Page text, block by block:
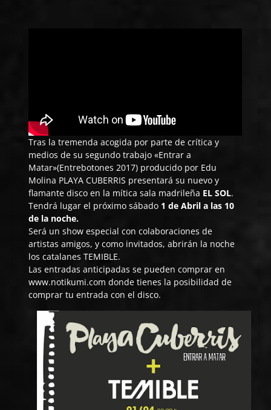
Tras la tremenda acogida por parte de crítica y
medios de su segundo trabajo «Entrar a
Matar»(Entrebotones 2017) producido por Edu
Molina PLAYA CUBERRIS presentará su nuevo y
flamante disco en la mítica sala madrileña EL SOL.
Tendrá lugar el próximo sábado 1 de Abril a las 10
de la noche.
Será un show especial con colaboraciones de
artistas amigos, y como invitados, abrirán la noche
los catalanesTEMIBLE.
Las entradas anticipadas se pueden comprar en
www.notikumi.com donde tienes la posibilidad de
comprar tu entrada con el disco.